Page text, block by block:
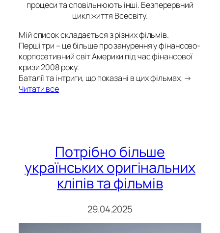
процеси та сповільнюють інші. Безперервний
цикл життя Всесвіту.
Мій список складається з різних фільмів.
Перші три – це більше про занурення у фінансово-
корпоративний світ Америки під час фінансової
кризи 2008 року.
Баталії та інтриги, що показані в цих фільмах, →
Читати все
Потрібно більше
українських оригінальних
кліпів та фільмів
29.04.2025